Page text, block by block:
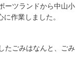
ーツランドから中山小
作業しました。
たごみはなんと、ごみ